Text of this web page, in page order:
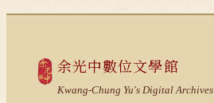
余光中數位文學館
Kwang-Chung Yu's Digital Archives